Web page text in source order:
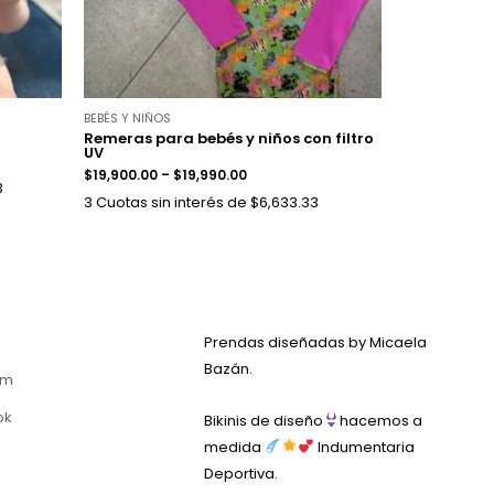
BEBÉS Y NIÑOS
Remeras para bebés y niños con filtro
UV
$19,900.00 – $19,990.00
3 Cuotas sin interés de $6,633.33
Prendas diseñadas by Micaela
Bazán.
Bikinis de diseño
hacemos a
medida
Indumentaria
Deportiva.